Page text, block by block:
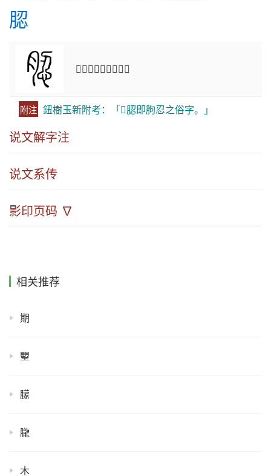
䏰
𦚧䏰也。从𠕎忍聲。
附注 鈕樹玉新附考：「𦚧䏰即朐忍之俗字。」
说文解字注
说文系传
影印页码 ∇
相关推荐
期
朢
朦
朧
木